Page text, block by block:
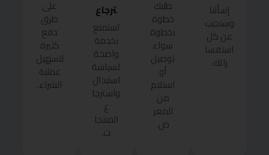
إسألنا
وسنجيب
عن كل
استفسا
راتك.
طلبك
خطوة
بخطوة
سواء
توصيل
أو
استلام
من
المعر
ض.
ترجاع
استمتع
بخدمة
واضحة
لسياسة
استبدال
واسترجا
ع
المنتجا
ت.
على
طرق
دفع
كثيرة
لتسهيل
عملية
الشراء.